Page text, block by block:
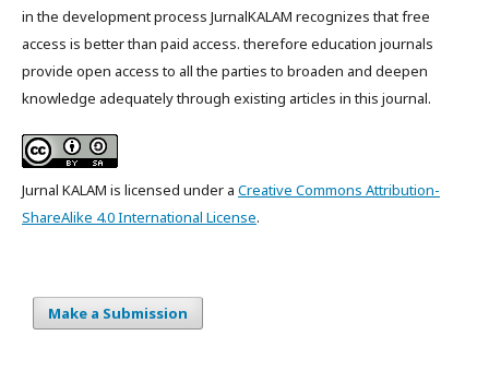
in the development process JurnalKALAM recognizes that free
access is better than paid access. therefore education journals
provide open access to all the parties to broaden and deepen
knowledge adequately through existing articles in this journal.
Jurnal KALAM is licensed under a Creative Commons Attribution-
ShareAlike 4.0 International License.
Make a Submission